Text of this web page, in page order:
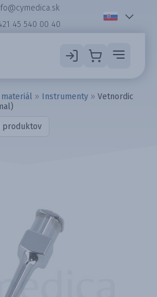
45 540 00 40
» Instrumenty » Vetnordic
produktov